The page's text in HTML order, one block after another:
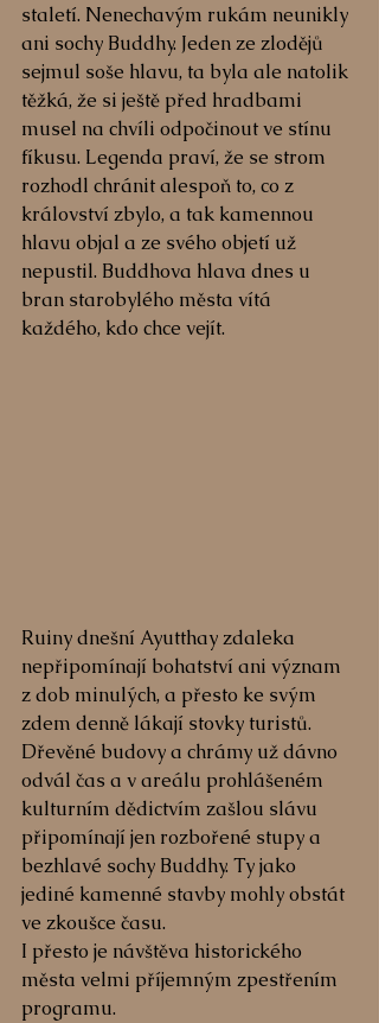
staletí. Nenechavým rukám neunikly
ani sochy Buddhy. Jeden ze zlodějů
sejmul soše hlavu, ta byla ale natolik
těžká, že si ještě před hradbami
musel na chvíli odpočinout ve stínu
fíkusu. Legenda praví, že se strom
rozhodl chránit alespoň to, co z
království zbylo, a tak kamennou
hlavu objal a ze svého objetí už
nepustil. Buddhova hlava dnes u
bran starobylého města vítá
každého, kdo chce vejít.
Ruiny dnešní Ayutthay zdaleka
nepřipomínají bohatství ani význam
z dob minulých, a přesto ke svým
zdem denně lákají stovky turistů.
Dřevěné budovy a chrámy už dávno
odvál čas a v areálu prohlášeném
kulturním dědictvím zašlou slávu
připomínají jen rozbořené stupy a
bezhlavé sochy Buddhy. Ty jako
jediné kamenné stavby mohly obstát
ve zkoušce času.
I přesto je návštěva historického
města velmi příjemným zpestřením
programu.